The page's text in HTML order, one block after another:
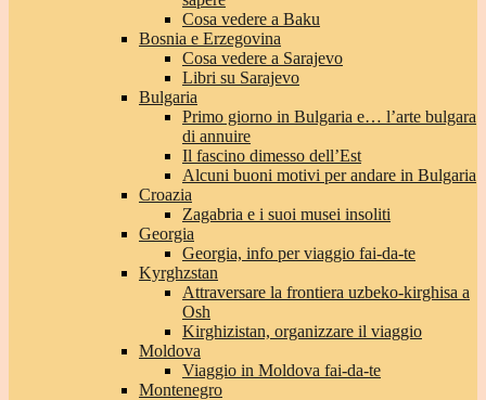
Cosa vedere a Baku
Bosnia e Erzegovina
Cosa vedere a Sarajevo
Libri su Sarajevo
Bulgaria
Primo giorno in Bulgaria e… l’arte bulgara
di annuire
Il fascino dimesso dell’Est
Alcuni buoni motivi per andare in Bulgaria
Croazia
Zagabria e i suoi musei insoliti
Georgia
Georgia, info per viaggio fai-da-te
Kyrghzstan
Attraversare la frontiera uzbeko-kirghisa a
Osh
Kirghizistan, organizzare il viaggio
Moldova
Viaggio in Moldova fai-da-te
Montenegro